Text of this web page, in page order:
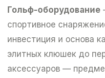
Гольф-оборудование
спортивное
инвестиция и основа
элитных клюшек до
аксессуаров —